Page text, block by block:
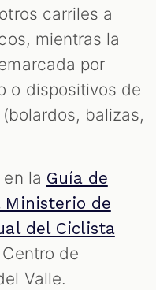
carriles a
mientras la
por
o dispositivos de
balizas,
la Guía de
de
del Ciclista
de
Valle.